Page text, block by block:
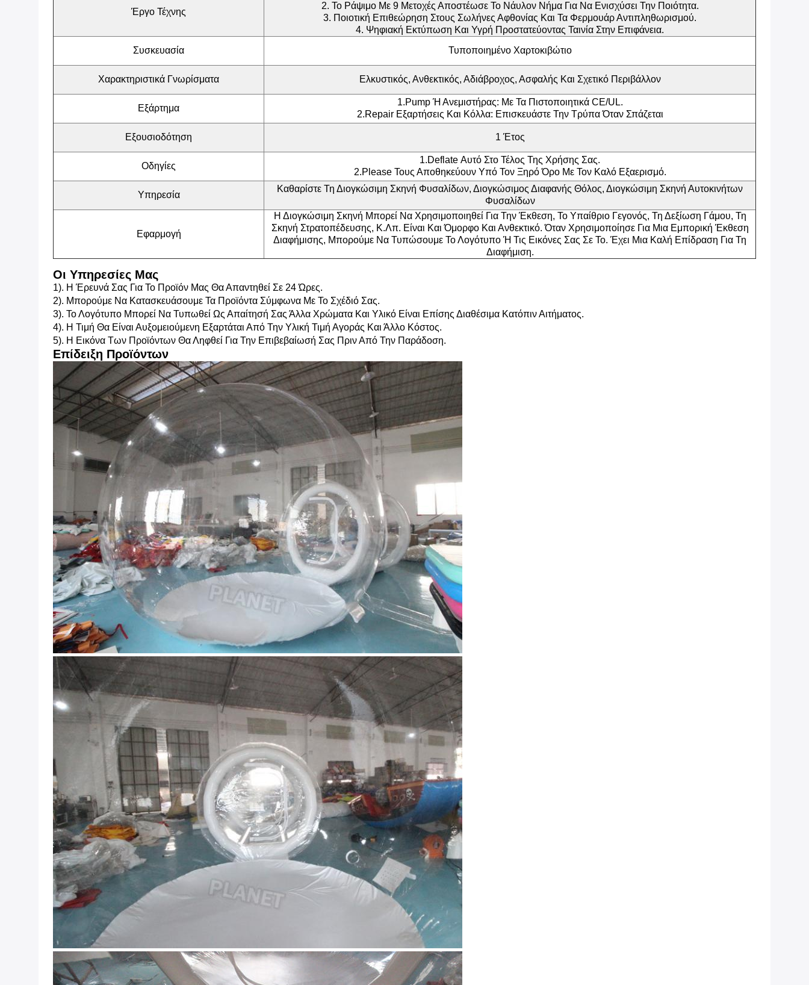
Έργο Τέχνης
2. Το Ράψιμο Με 9 Μετοχές Αποστέωσε Το Νάυλον Νήμα Για Να Ενισχύσει Την Ποιότητα.
3. Ποιοτική Επιθεώρηση Στους Σωλήνες Αφθονίας Και Τα Φερμουάρ Αντιπληθωρισμού.
4. Ψηφιακή Εκτύπωση Και Υγρή Προστατεύοντας Ταινία Στην Επιφάνεια.
Συσκευασία
Τυποποιημένο Χαρτοκιβώτιο
Χαρακτηριστικά Γνωρίσματα Ελκυστικός, Ανθεκτικός, Αδιάβροχος, Ασφαλής Και Σχετικό Περιβάλλον
Εξάρτημα
1.Pump Ή Ανεμιστήρας: Με Τα Πιστοποιητικά CE/UL.
2.Repair Εξαρτήσεις Και Κόλλα: Επισκευάστε Την Τρύπα Όταν Σπάζεται
Εξουσιοδότηση 1 Έτος
Οδηγίες
1.Deflate Αυτό Στο Τέλος Της Χρήσης Σας.
2.Please Τους Αποθηκεύουν Υπό Τον Ξηρό Όρο Με Τον Καλό Εξαερισμό.
Υπηρεσία
Καθαρίστε Τη Διογκώσιμη Σκηνή Φυσαλίδων, Διογκώσιμος Διαφανής Θόλος, Διογκώσιμη Σκηνή Αυτοκινήτων
Φυσαλίδων
Εφαρμογή
Η Διογκώσιμη Σκηνή Μπορεί Να Χρησιμοποιηθεί Για Την Έκθεση, Το Υπαίθριο Γεγονός, Τη Δεξίωση Γάμου, Τη
Σκηνή Στρατοπέδευσης, Κ.λπ. Είναι Και Όμορφο Και Ανθεκτικό. Όταν Χρησιμοποίησε Για Μια Εμπορική Έκθεση
Διαφήμισης, Μπορούμε Να Τυπώσουμε Το Λογότυπο Ή Τις Εικόνες Σας Σε Το. Έχει Μια Καλή Επίδραση Για Τη
Διαφήμιση.
Οι Υπηρεσίες Μας
1). Η Έρευνά Σας Για Το Προϊόν Μας Θα Απαντηθεί Σε 24 Ώρες.
2). Μπορούμε Να Κατασκευάσουμε Τα Προϊόντα Σύμφωνα Με Το Σχέδιό Σας.
3). Το Λογότυπο Μπορεί Να Τυπωθεί Ως Απαίτησή Σας Άλλα Χρώματα Και Υλικό Είναι Επίσης Διαθέσιμα Κατόπιν Αιτήματος.
4). Η Τιμή Θα Είναι Αυξομειούμενη Εξαρτάται Από Την Υλική Τιμή Αγοράς Και Άλλο Κόστος.
5). Η Εικόνα Των Προϊόντων Θα Ληφθεί Για Την Επιβεβαίωσή Σας Πριν Από Την Παράδοση.
Επίδειξη Προϊόντων